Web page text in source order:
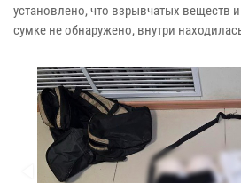
установлено, что взрывчатых веществ
сумке не обнаружено, внутри